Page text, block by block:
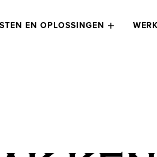
EN OPLOSSINGEN